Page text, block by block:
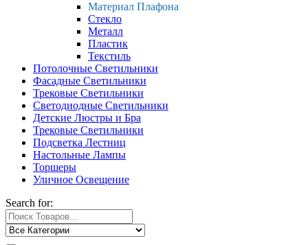
Материал Плафона
Стекло
Металл
Пластик
Текстиль
Потолочные Светильники
Фасадные Светильники
Трековые Светильники
Светодиодные Светильники
Детские Люстры и Бра
Трековые Светильники
Подсветка Лестниц
Настольные Лампы
Торшеры
Уличное Освещение
Search for: